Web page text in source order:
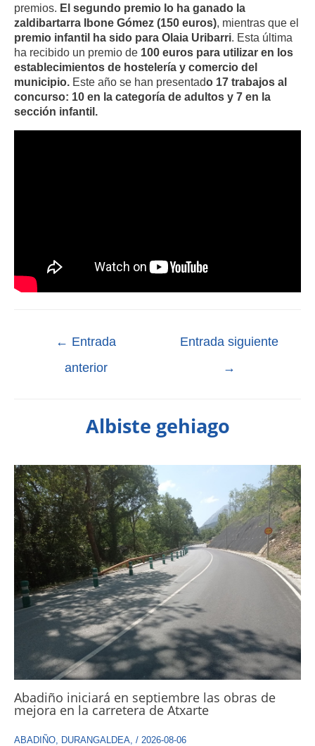
premios. El segundo premio lo ha ganado la
zaldibartarra Ibone Gómez (150 euros), mientras que el
premio infantil ha sido para Olaia Uribarri. Esta última
ha recibido un premio de 100 euros para utilizar en los
establecimientos de hostelería y comercio del
municipio. Este año se han presentado 17 trabajos al
concurso: 10 en la categoría de adultos y 7 en la
sección infantil.
← Entrada
anterior
Entrada siguiente
→
Albiste gehiago
Abadiño iniciará en septiembre las obras de
mejora en la carretera de Atxarte
ABADIÑO DURANGALDEA / 2026-08-06